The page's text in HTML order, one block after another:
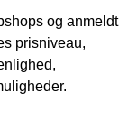
og anmeldt
prisniveau,